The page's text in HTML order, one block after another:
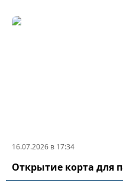
16.07.2026 в 17:34
Открытие корта для